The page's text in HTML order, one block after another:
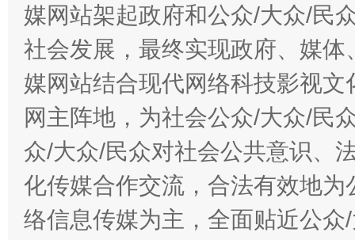
在谋一域中谋全局
今
媒网站架起政府和公众/大众/民
社会发展，最终实现政府、媒
媒网站结合现代网络科技影视
网主阵地，为社会公众/大众/民
众/大众/民众对社会公共意识、
化传媒合作交流，合法有效地
络信息传媒为主，全面贴近公